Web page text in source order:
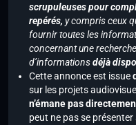
scrupuleuses pour
repérés, y compris ceux
fournir toutes les
concernant une
d’informationsdéjà
Cette annonce est issue
sur les projets
n’émane pas
peut ne pas se